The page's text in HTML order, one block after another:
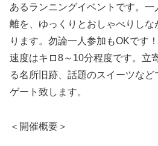
あるランニングイベントです。
離を、ゆっくりとおしゃべりし
ります。勿論一人参加もOKです
速度はキロ8～10分程度です。立
る名所旧跡、話題のスイーツな
ゲート致します。
＜開催概要＞